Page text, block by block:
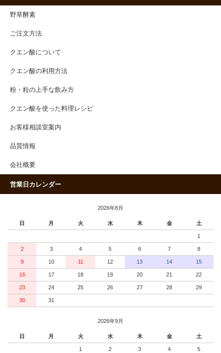
野草酵素
ご注文方法
クエン酸について
クエン酸の利用方法
粉・粒の上手な飲み方
クエン酸を使った料理レシピ
お客様相談室案内
品質情報
会社概要
営業日カレンダー
2026年8月
日 月 火 水 木 金 土
1
2 3 4 5 6 7 8
9 10 11 12 13 14 15
16 17 18 19 20 21 22
23 24 25 26 27 28 29
30 31
2026年9月
日 月 火 水 木 金 土
1 2 3 4 5